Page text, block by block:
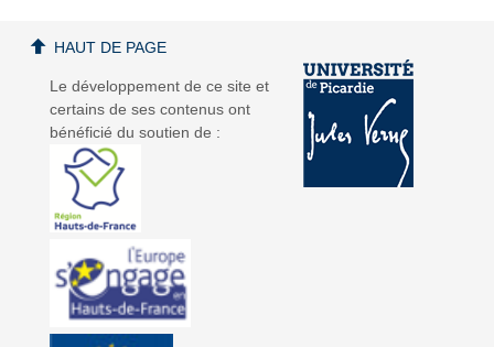
Le développement de ce site et
certains de ses contenus ont
bénéficié du soutien de :
HAUT DE PAGE